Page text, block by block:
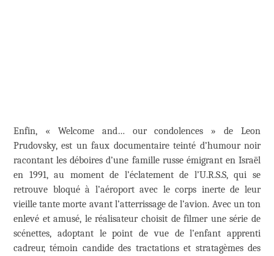
Enfin, « Welcome and… our condolences » de Leon
Prudovsky, est un faux documentaire teinté d’humour noir
racontant les déboires d’une famille russe émigrant en Israël
en 1991, au moment de l’éclatement de l’U.R.S.S, qui se
retrouve bloqué à l’aéroport avec le corps inerte de leur
vieille tante morte avant l’atterrissage de l’avion. Avec un ton
enlevé et amusé, le réalisateur choisit de filmer une série de
scénettes, adoptant le point de vue de l’enfant apprenti
cadreur, témoin candide des tractations et stratagèmes des